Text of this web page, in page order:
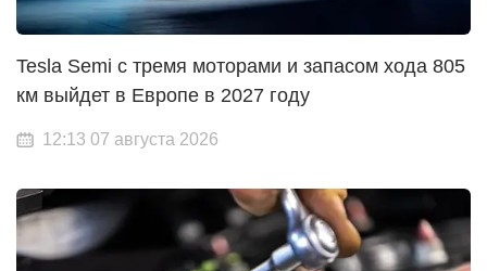
Tesla Semi с тремя моторами и запасом хода 805
км выйдет в Европе в 2027 году
12:13 07 августа 2026